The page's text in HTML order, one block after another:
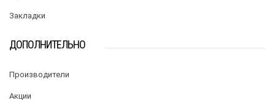
Закладки
ДОПОЛНИТЕЛЬНО
Производители
Акции